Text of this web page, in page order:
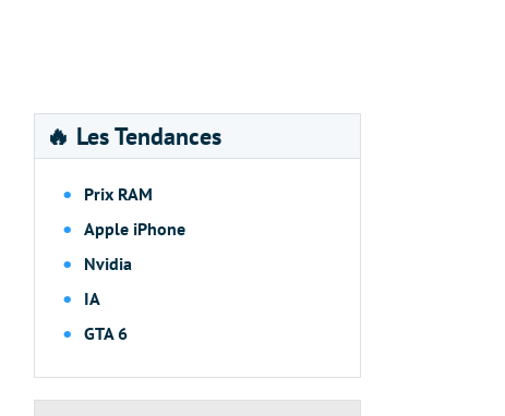
🔥 Les Tendances
Prix RAM
Apple iPhone
Nvidia
IA
GTA 6